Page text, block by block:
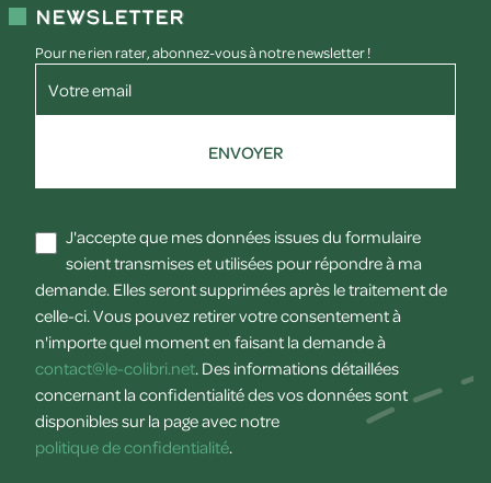
Newsletter
Pour ne rien rater, abonnez-vous à notre newsletter !
Votre email
ENVOYER
J'accepte que mes données issues du formulaire
soient transmises et utilisées pour répondre à ma
demande. Elles seront supprimées après le traitement de
celle-ci. Vous pouvez retirer votre consentement à
n'importe quel moment en faisant la demande à
contact@le-colibri.net. Des informations détaillées
concernant la confidentialité des vos données sont
disponibles sur la page avec notre
politique de confidentialité.